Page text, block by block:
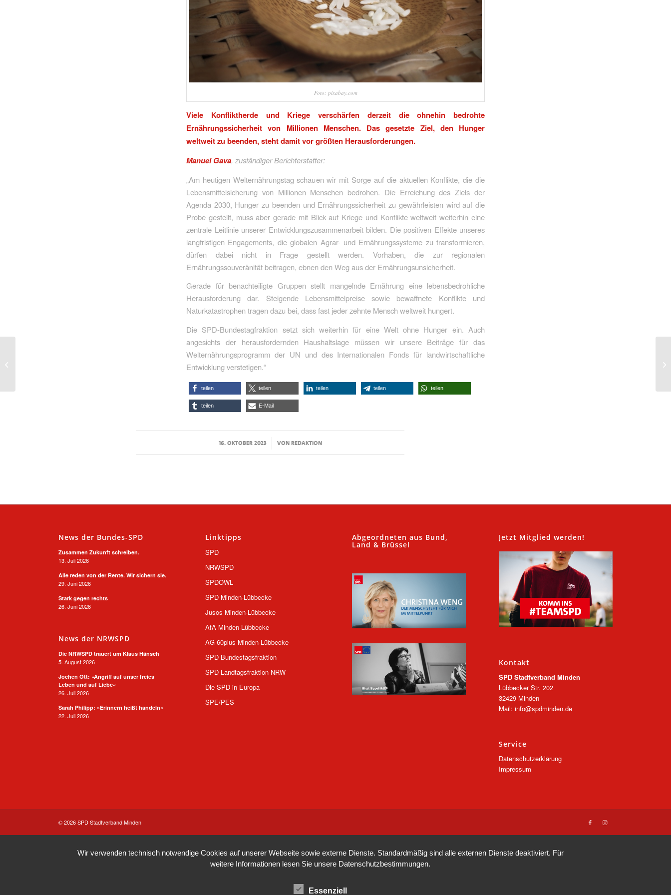
Foto: pixabay.com
Viele Konfliktherde und Kriege verschärfen derzeit die ohnehin bedrohte
Ernährungssicherheit von Millionen Menschen. Das gesetzte Ziel, den Hunger
weltweit zu beenden, steht damit vor größten Herausforderungen.
Manuel Gava, zuständiger Berichterstatter:
„Am heutigen Welternährungstag schauen wir mit Sorge auf die aktuellen Konflikte, die die
Lebensmittelsicherung von Millionen Menschen bedrohen. Die Erreichung des Ziels der
Agenda 2030, Hunger zu beenden und Ernährungssicherheit zu gewährleisten wird auf die
Probe gestellt, muss aber gerade mit Blick auf Kriege und Konflikte weltweit weiterhin eine
zentrale Leitlinie unserer Entwicklungszusammenarbeit bilden. Die positiven Effekte unseres
langfristigen Engagements, die globalen Agrar- und Ernährungssysteme zu transformieren,
dürfen dabei nicht in Frage gestellt werden. Vorhaben, die zur regionalen
Ernährungssouveränität beitragen, ebnen den Weg aus der Ernährungsunsicherheit.
Gerade für benachteiligte Gruppen stellt mangelnde Ernährung eine lebensbedrohliche
Herausforderung dar. Steigende Lebensmittelpreise sowie bewaffnete Konflikte und
Naturkatastrophen tragen dazu bei, dass fast jeder zehnte Mensch weltweit hungert.
Die SPD-Bundestagfraktion setzt sich weiterhin für eine Welt ohne Hunger ein. Auch
angesichts der herausfordernden Haushaltslage müssen wir unsere Beiträge für das
Welternährungsprogramm der UN und des Internationalen Fonds für landwirtschaftliche
Entwicklung verstetigen.“
teilen teilen teilen teilen teilen
teilen E-Mail
16. OKTOBER 2023
/ VONREDAKTION
News der Bundes-SPD
Zusammen Zukunft schreiben.
13. Juli 2026
Alle reden von der Rente. Wir sichern sie.
29. Juni 2026
Stark gegen rechts
26. Juni 2026
News der NRWSPD
Die NRWSPD trauert um Klaus Hänsch
5. August 2026
Jochen Ott: »Angriff auf unser freies
Leben und auf Liebe«
26. Juli 2026
Sarah Philipp: »Erinnern heißt handeln«
22. Juli 2026
Linktipps
SPD
NRWSPD
SPDOWL
SPD Minden-Lübbecke
Jusos Minden-Lübbecke
AfA Minden-Lübbecke
AG 60plus Minden-Lübbecke
SPD-Bundestagsfraktion
SPD-Landtagsfraktion NRW
Die SPD in Europa
SPE/PES
Abgeordneten aus Bund,
Land & Brüssel
Jetzt Mitglied werden!
Kontakt
SPD Stadtverband Minden
Lübbecker Str. 202
32429 Minden
Mail: info@spdminden.de
Service
Datenschutzerklärung
Impressum
© 2026 SPD Stadtverband Minden
Wir verwenden technisch notwendige Cookies auf unserer Webseite sowie externe Dienste. Standardmäßig sind alle externen Dienste deaktiviert. Für
weitere Informationen lesen Sie unsere Datenschutzbestimmungen.
Essenziell